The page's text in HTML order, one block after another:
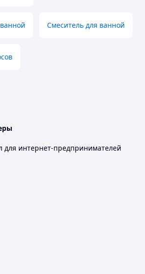
Смеситель для ванной
для интернет-предпринимателей